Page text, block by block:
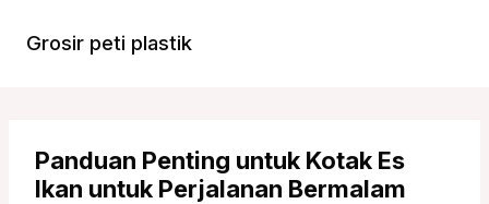
Grosir peti plastik
Panduan Penting untuk Kotak Es
Ikan untuk Perjalanan Bermalam